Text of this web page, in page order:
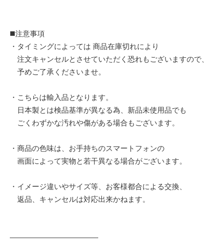
◼️注意事項
・タイミングによっては 商品在庫切れにより
注文キャンセルとさせていただく恐れもございますので、
予めご了承くださいませ。
・こちらは輸入品となります。
日本製とは検品基準が異なる為、新品未使用品でも
ごくわずかな汚れや傷がある場合もございます。
・商品の色味は、お手持ちのスマートフォンの
画面によって実物と若干異なる場合がございます。
・イメージ違いやサイズ等、お客様都合による交換、
返品、キャンセルは対応出来かねます。
————————————